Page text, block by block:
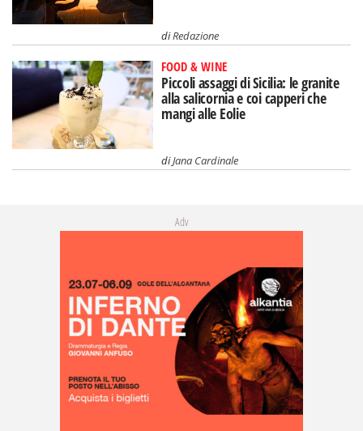
diRedazione
FOOD & WINE
Piccoli assaggi di Sicilia: le granite
alla salicornia e coi capperi che
mangi alle Eolie
diJana Cardinale
Adv